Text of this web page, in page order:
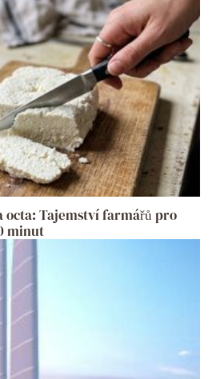
octa: Tajemství farmářů pro
minut